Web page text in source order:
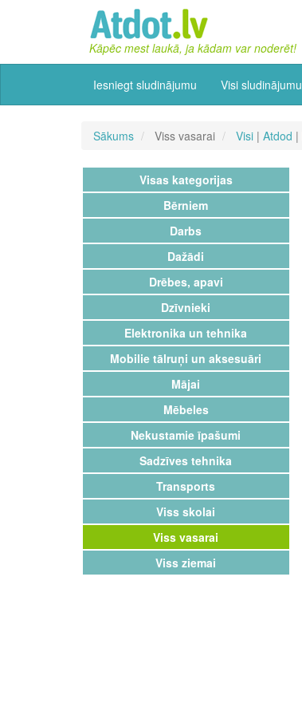
Kāpēc mest laukā, ja kādam var noderēt!
Iesniegt sludinājumu Visi sludinājumu
Sākums Viss vasarai Visi | Atdod |
Visas kategorijas
Bērniem
Darbs
Dažādi
Drēbes, apavi
Dzīvnieki
Elektronika un tehnika
Mobilie tālruņi un aksesuāri
Mājai
Mēbeles
Nekustamie īpašumi
Sadzīves tehnika
Transports
Viss skolai
Viss vasarai
Viss ziemai